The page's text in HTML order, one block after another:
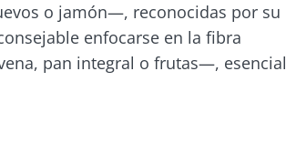
o jamón—, reconocidas por su
enfocarse en la fibra
pan integral o frutas—, esencial